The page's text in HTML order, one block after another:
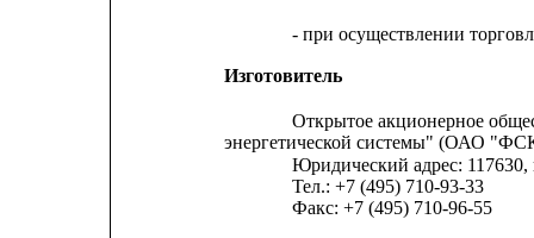
- при осуществлении
Изготовитель
Открытое акционерное
энергетической системы" (ОАО
Юридический адрес:
Тел.: +7 (495) 710-93-33
Факс: +7 (495) 710-96-55